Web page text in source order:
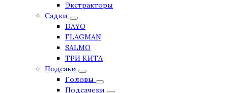
Экстракторы
Садки
DAYO
FLAGMAN
SALMO
ТРИ КИТА
Подсаки
Головы
Подсачеки